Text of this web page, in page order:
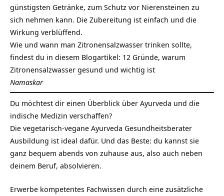
günstigsten Getränke, zum Schutz vor Nierensteinen zu
sich nehmen kann. Die Zubereitung ist einfach und die
Wirkung verblüffend.
Wie und wann man Zitronensalzwasser trinken sollte,
findest du in diesem Blogartikel: 12 Gründe, warum
Zitronensalzwasser gesund und wichtig ist
Namaskar
Du möchtest dir einen Überblick über Ayurveda und die
indische Medizin verschaffen?
Die vegetarisch-vegane Ayurveda Gesundheitsberater
Ausbildung ist ideal dafür. Und das Beste: du kannst sie
ganz bequem abends von zuhause aus, also auch neben
deinem Beruf, absolvieren.
Erwerbe kompetentes Fachwissen durch eine zusätzliche